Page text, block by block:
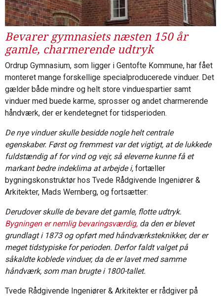
Bevarer gymnasiets næsten 150 år
gamle, charmerende udtryk
Ordrup Gymnasium, som ligger i Gentofte Kommune, har fået
monteret mange forskellige specialproducerede vinduer. Det
gælder både mindre og helt store vinduespartier samt
vinduer med buede karme, sprosser og andet charmerende
håndværk, der er kendetegnet for tidsperioden.
De nye vinduer skulle besidde nogle helt centrale
egenskaber. Først og fremmest var det vigtigt, at de lukkede
fuldstændig af for vind og vejr, så eleverne kunne få et
markant bedre indeklima at arbejde i, fortæller
bygningskonstruktør hos Tvede Rådgivende Ingeniører &
Arkitekter, Mads Wernberg, og fortsætter:
Derudover skulle de bevare det gamle, flotte udtryk.
Bygningen er nemlig bevaringsværdig, da den er blevet
grundlagt i 1873 og opført med håndværksteknikker, der er
meget tidstypiske for perioden. Derfor faldt valget på
såkaldte koblede vinduer, da de er lavet med samme
håndværk, som man brugte i 1800-tallet.
Tvede Rådgivende Ingeniører & Arkitekter er rådgiver på